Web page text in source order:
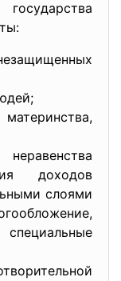
государства
неравенства
доходов
слоями
специальные